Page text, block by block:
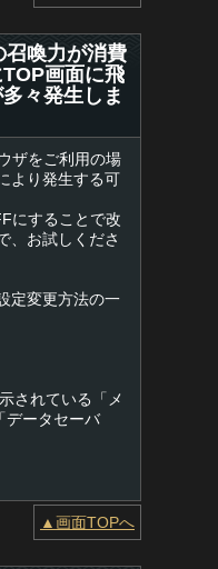
召喚力が消費
画面に飛
々発生しま
ザをご利用の場
より発生する可
にすることで改
、お試しくださ
定変更方法の一
されている「メ
ータセーバ
▲画面TOPへ